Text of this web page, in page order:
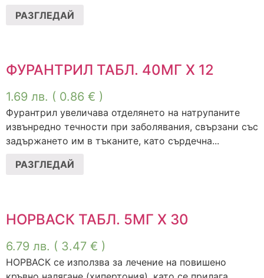
РАЗГЛЕДАЙ
ФУРАНТРИЛ ТАБЛ. 40МГ Х 12
1.69 лв. ( 0.86 € )
Фурантрил увеличава отделянето на натрупаните
извънредно течности при заболявания, свързани със
задържането им в тъканите, като сърдечна...
РАЗГЛЕДАЙ
НОРВАСК ТАБЛ. 5МГ Х 30
6.79 лв. ( 3.47 € )
НОРВАСК се използва за лечение на повишено